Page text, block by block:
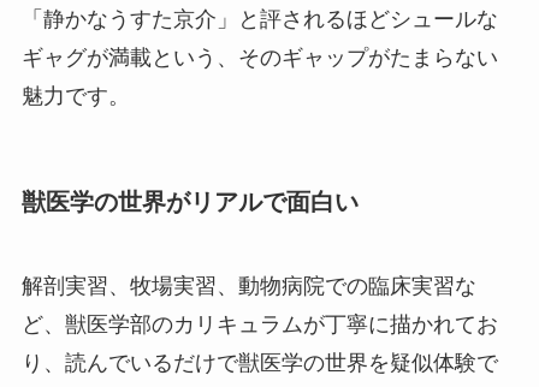
「静かなうすた京介」と評されるほどシュールな
ギャグが満載という、そのギャップがたまらない
魅力です。
獣医学の世界がリアルで面白い
解剖実習、牧場実習、動物病院での臨床実習な
ど、獣医学部のカリキュラムが丁寧に描かれてお
り、読んでいるだけで獣医学の世界を疑似体験で